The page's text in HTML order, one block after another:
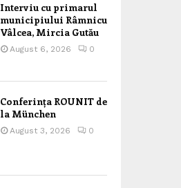
Interviu cu primarul
municipiului Râmnicu
Vâlcea, Mircia Gutău
August 6, 2026 0
Conferința ROUNIT de
la München
August 3, 2026 0